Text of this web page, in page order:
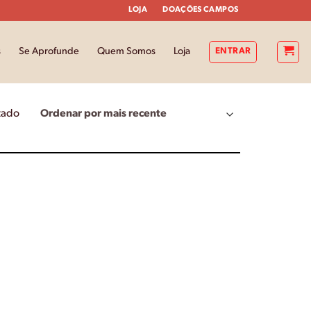
LOJA DOAÇÕES CAMPOS
Se Aprofunde Quem Somos Loja ENTRAR